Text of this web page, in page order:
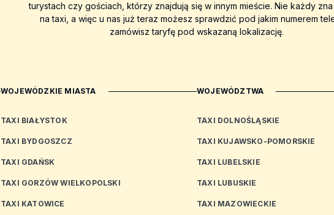
turystach czy gościach, którzy znajdują się w innym mieście. Nie każdy
na taxi, a więc u nas już teraz możesz sprawdzić pod jakim numerem
zamówisz taryfę pod wskazaną lokalizację.
WOJEWÓDZKIE MIASTA
TAXI BIAŁYSTOK
TAXI BYDGOSZCZ
TAXI GDAŃSK
TAXI GORZÓW WIELKOPOLSKI
TAXI KATOWICE
WOJEWÓDZTWA
TAXI DOLNOŚLĄSKIE
TAXI KUJAWSKO-POMORSKIE
TAXI LUBELSKIE
TAXI LUBUSKIE
TAXI MAZOWIECKIE